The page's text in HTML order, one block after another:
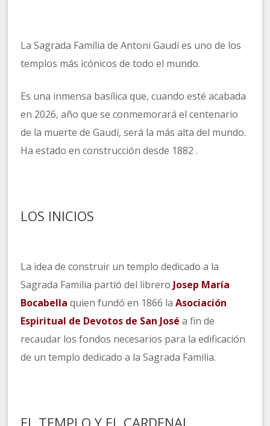
La Sagrada Família de Antoni Gaudí es uno de los
templos más icónicos de todo el mundo.
Es una inmensa basílica que, cuando esté acabada
en 2026, año que se conmemorará el centenario
de la muerte de Gaudí, será la más alta del mundo.
Ha estado en construcción desde 1882 .
LOS INICIOS
La idea de construir un templo dedicado a la
Sagrada Familia partió del librero Josep María
Bocabella quien fundó en 1866 la Asociación
Espiritual de Devotos de San José a fin de
recaudar los fondos necesarios para la edificación
de un templo dedicado a la Sagrada Familia.